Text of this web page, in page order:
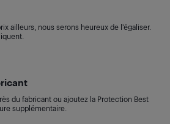
ailleurs, nous serons heureux de l’égaliser.
du fabricant ou ajoutez la Protection Best
supplémentaire.